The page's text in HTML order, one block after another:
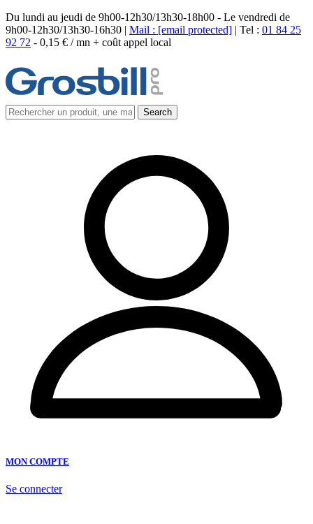
Du lundi au jeudi de 9h00-12h30/13h30-18h00 - Le vendredi de
9h00-12h30/13h30-16h30 | Mail : [email protected] | Tel : 01 84 25
92 72 - 0,15 € / mn + coût appel local
MON COMPTE
Se connecter